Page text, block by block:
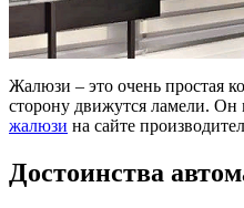
Жалюзи – это очень простая
сторону движутся ламели.
жалюзи на сайте
Достоинства